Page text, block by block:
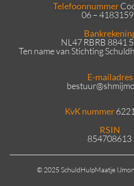
Telefoonnummer
06 –
NL47 RBRB 8841
Ten name van Stichting
E-mailadres
bestuur
KvK nummer
RSIN
854708613
© 2025 SchuldHulpMaatje